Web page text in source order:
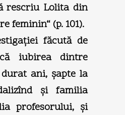
rescriu Lolita din
feminin“ (p. 101).
făcută de
iubirea dintre
ani, şapte la
şi familia
profesorului, şi